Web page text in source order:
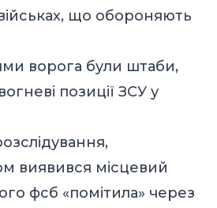
що обороняють
ворога були штаби,
позиції ЗСУ у
виявився місцевий
фсб «помітила» через